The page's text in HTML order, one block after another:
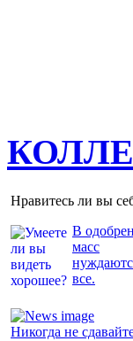
Нравитесь ли вы
В
масс
все.
Никогда не